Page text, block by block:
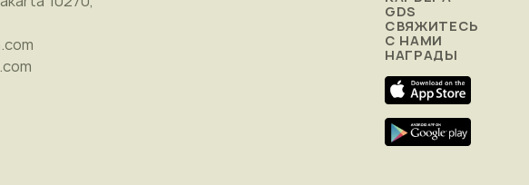
GDS
СВЯЖИТЕСЬ
С НАМИ
НАГРАДЫ